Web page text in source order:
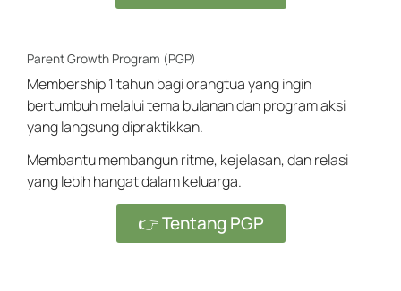
Parent Growth Program (PGP)
Membership 1 tahun bagi orangtua yang ingin
bertumbuh melalui tema bulanan dan program aksi
yang langsung dipraktikkan.
Membantu membangun ritme, kejelasan, dan relasi
yang lebih hangat dalam keluarga.
👉 Tentang PGP